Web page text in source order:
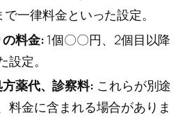
一律料金といった設定。
料金:1個〇〇円、2個目以降
定。
薬代、診察料: これらが別途
料金に含まれる場合がありま